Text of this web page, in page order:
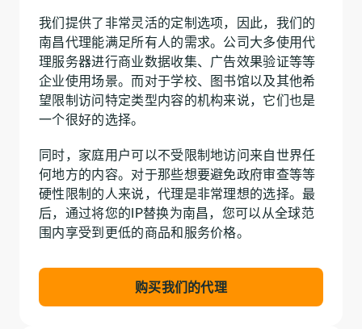
我们提供了非常灵活的定制选项，因此，我们的
南昌代理能满足所有人的需求。公司大多使用代
理服务器进行商业数据收集、广告效果验证等等
企业使用场景。而对于学校、图书馆以及其他希
望限制访问特定类型内容的机构来说，它们也是
一个很好的选择。
同时，家庭用户可以不受限制地访问来自世界任
何地方的内容。对于那些想要避免政府审查等等
硬性限制的人来说，代理是非常理想的选择。最
后，通过将您的IP替换为南昌，您可以从全球范
围内享受到更低的商品和服务价格。
购买我们的代理